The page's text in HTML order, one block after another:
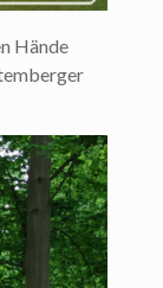
Hände